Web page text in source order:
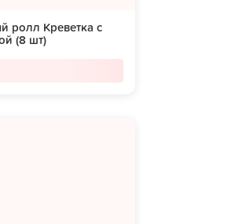
ролл Креветка с
(8 шт)